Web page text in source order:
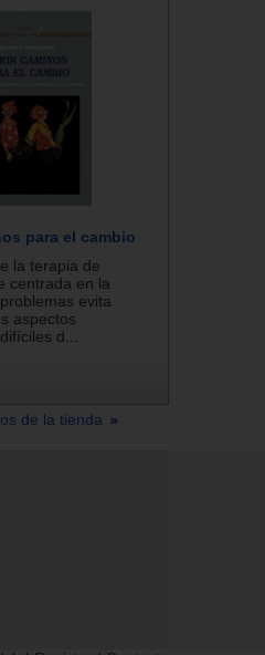
para el cambio
la terapia de
centrada en la
evita
aspectos
d...
de la tienda